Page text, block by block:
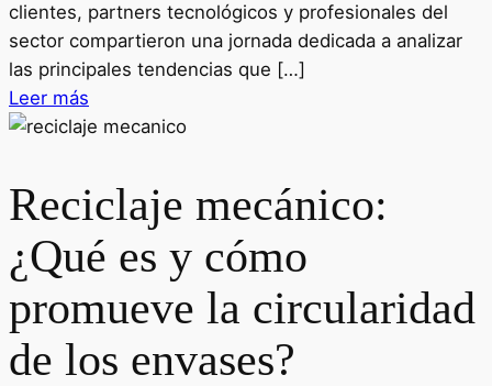
clientes, partners tecnológicos y profesionales del
sector compartieron una jornada dedicada a analizar
las principales tendencias que […]
Leer más
Reciclaje mecánico:
¿Qué es y cómo
promueve la circularidad
de los envases?